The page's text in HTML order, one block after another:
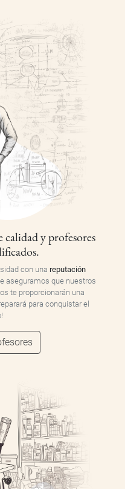
y profesores
con una reputación
aseguramos que nuestros
te proporcionarán una
para conquistar el